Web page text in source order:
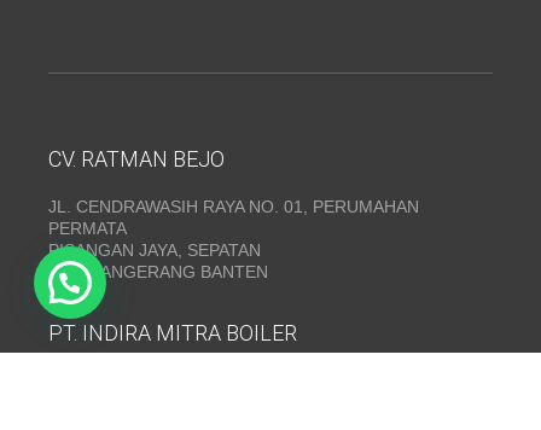
CV. RATMAN BEJO
JL. CENDRAWASIH RAYA NO. 01, PERUMAHAN
PERMATA
PISANGAN JAYA, SEPATAN
KAB. TANGERANG BANTEN
PT. INDIRA MITRA BOILER